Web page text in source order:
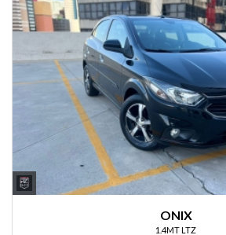
ONIX
1.4MT LTZ